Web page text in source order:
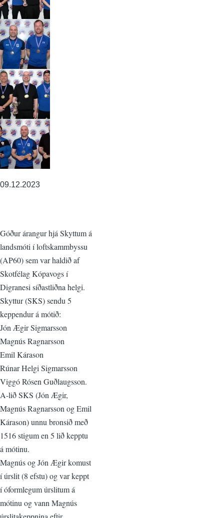
09.12.2023
Góður árangur hjá Skyttum á
landsmóti í loftskammbyssu
(AP60) sem var haldið af
Skotfélag Kópavogs í
Digranesi síðastliðna helgi.
Skyttur (SKS) sendu 5
keppendur á mótið:
Jón Ægir Sigmarsson
Magnús Ragnarsson
Emil Kárason
Rúnar Helgi Sigmarsson
Viggó Rósen Guðlaugsson.
A-lið SKS (Jón Ægir,
Magnús Ragnarsson og Emil
Kárason) unnu bronsið með
1516 stigum en 5 lið kepptu
á mótinu.
Magnús og Jón Ægir komust
í úrslit (8 efstu) og var keppt
í óformlegum úrslitum á
mótinu og vann Magnús